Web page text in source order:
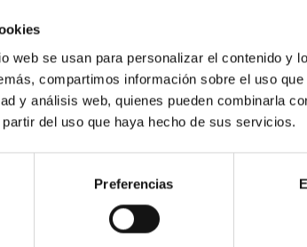
web se usan para personalizar el contenido y
compartimos información sobre el uso
y análisis web, quienes pueden combinarla
del uso que haya hecho de sus servicios.
Preferencias
con grandes cantidades de datos
clave en esta transición
crear nuevas oportunidades de
J. Smith, miembro deUniverseTBDy
Multimodal ayudarán a la comunidad a
a medida que avanzamos hacia
más sofisticadas de la IA en
galaxias y la física estelar, así como sobre la